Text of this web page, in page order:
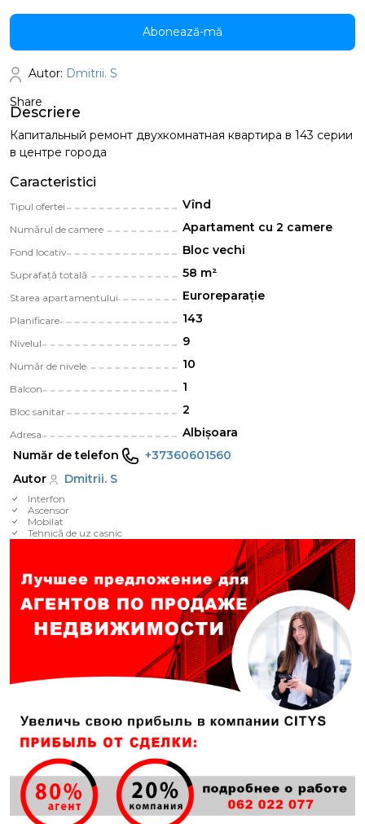
Descriere
Капитальный ремонт двухкомнатная квартира в 143 серии
в центре города
Caracteristici
Tipul ofertei Vînd
Numărul de camere Apartament cu 2 camere
Fond locativ Bloc vechi
Suprafață totală 58 m²
Starea apartamentului Euroreparație
Planificare 143
Nivelul 9
Număr de nivele 10
Balcon 1
Bloc sanitar 2
Adresa
Albișoara
Număr de telefon
+37360601560
Autor
Dmitrii. S
Interfon
Ascensor
Mobilat
Tehnică de uz casnic
Abonează-mă
Autor: Dmitrii. S
Share